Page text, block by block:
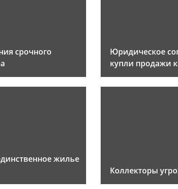
срочного
Юридическое
купли продажи
жилье
Коллекторы